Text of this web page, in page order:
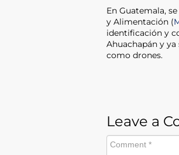
En Guatemala,
y Alimentación (
identificación y
Ahuachapán y
como drones.
Leave a